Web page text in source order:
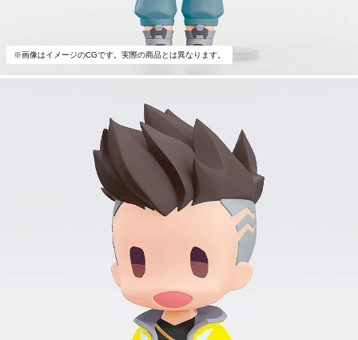
※画像はイメージのCGです。実際の商品とは異なります。